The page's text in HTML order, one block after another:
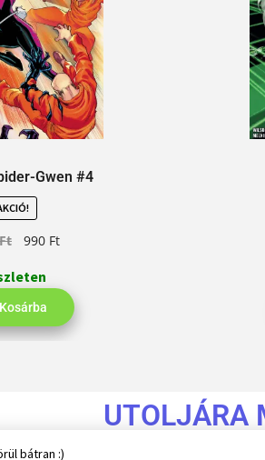
Gwen #4
Ft 990 Ft
Kosárba
UTOLJÁRA
bátran :)